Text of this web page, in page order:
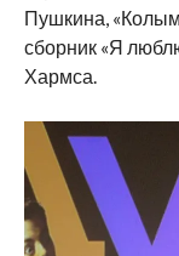
Пушкина,
сборник «Я
Хармса.